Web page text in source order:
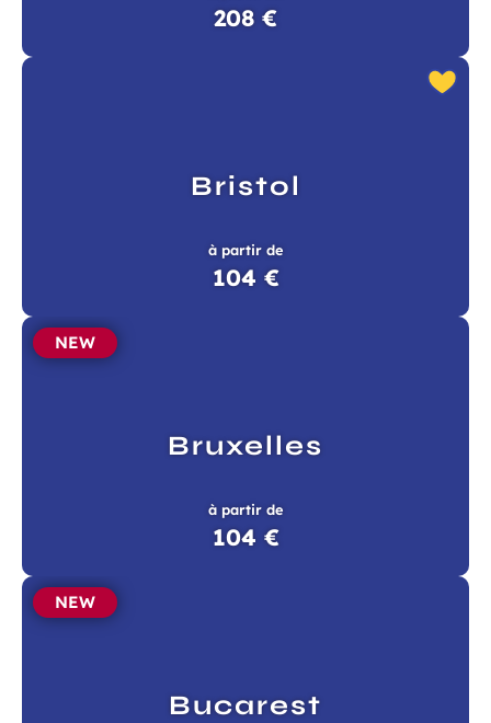
208 €
Bristol
à partir de
104 €
Bruxelles
NEW
à partir de
104 €
Bucarest
NEW